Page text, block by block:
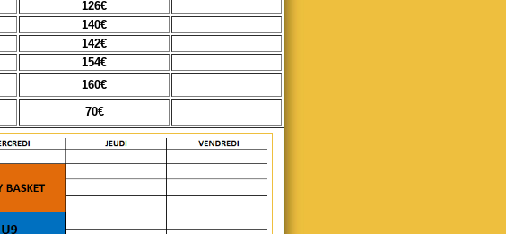
126€
140€
142€
154€
160€
70€